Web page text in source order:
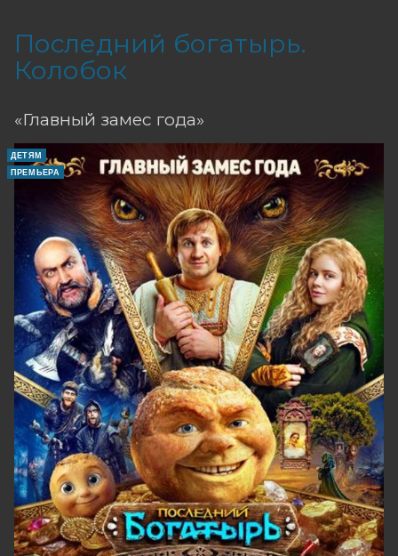
Последний богатырь.
Колобок
«Главный замес года»
ДЕТЯМ
ПРЕМЬЕРА